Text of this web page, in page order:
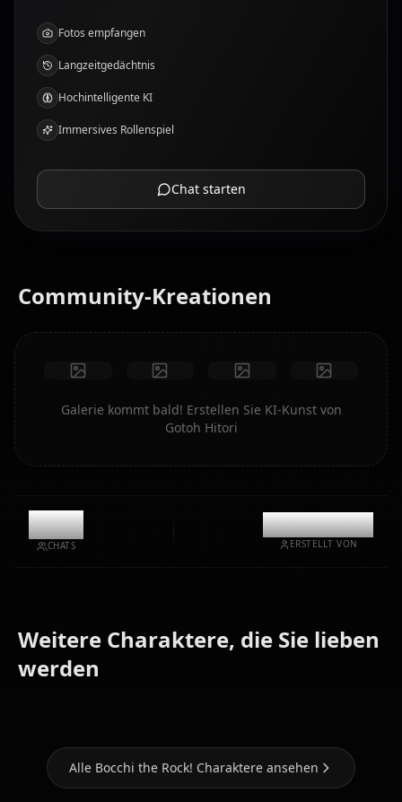
Fotos empfangen
Langzeitgedächtnis
Hochintelligente KI
Immersives Rollenspiel
Chat starten
Community-Kreationen
Galerie kommt bald! Erstellen Sie KI-Kunst von
Gotoh Hitori
10.8k
CHATS
@kinayymon
ERSTELLT VON
Weitere Charaktere, die Sie lieben
werden
Alle Bocchi the Rock! Charaktere ansehen